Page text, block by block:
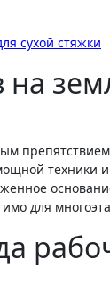
сухой стяжки
техники
для